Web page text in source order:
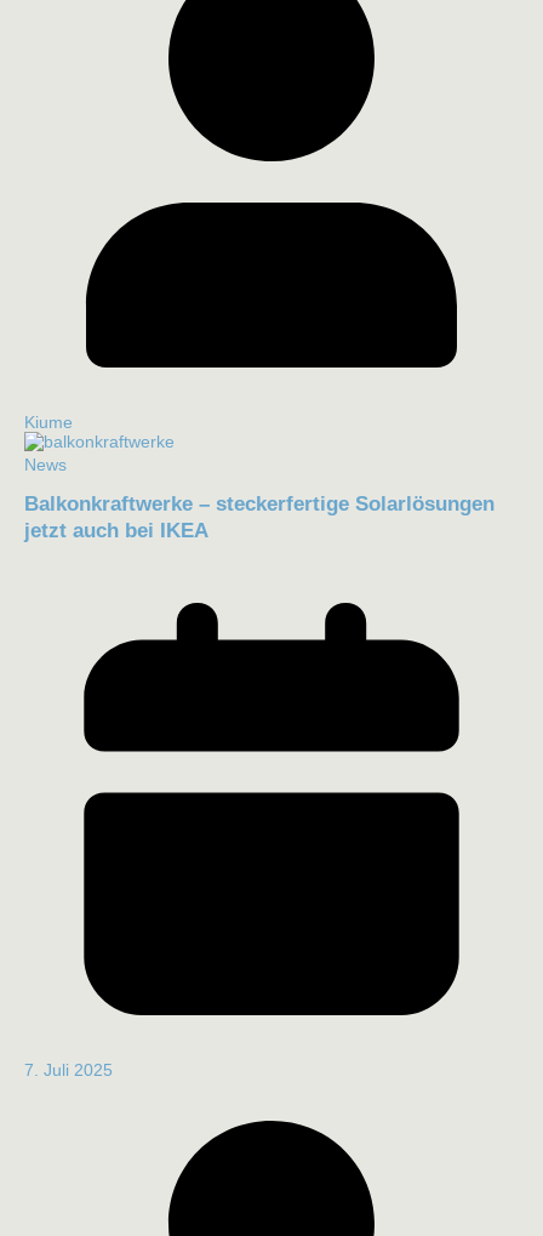
Kiume
News
Balkonkraftwerke – steckerfertige Solarlösungen
jetzt auch bei IKEA
7. Juli 2025